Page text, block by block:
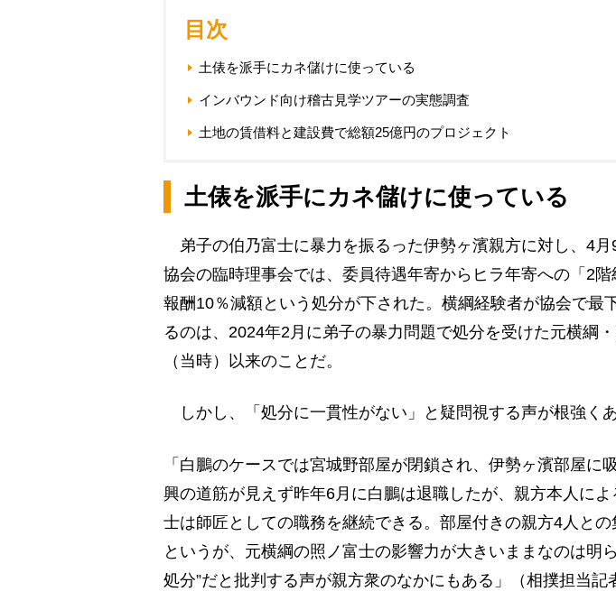
目次
土俵を派手にカネ儲けに使っている
インバウンド向け稽古見学ツアーの実態調査
土地の賃借料と建設費で総額25億円のプロジェクト
土俵を派手にカネ儲けに使っている
弟子の伯乃富士に暴力を振るった伊勢ヶ濱親方に対し、4月
協会の臨時理事会では、委員待遇年寄からヒラ年寄への「2
報酬10％減額という処分が下された。横綱経験者が協会で最
るのは、2024年2月に弟子の暴力問題で処分を受けた元横綱
（当時）以来のことだ。
しかし、「処分に一貫性がない」と疑問視する声が根強くあ
「白鵬のケースでは宮城野部屋が閉鎖され、伊勢ヶ濱部屋に
興の道筋が見えず昨年6月に白鵬は退職したが、親方本人に
士は師匠としての職務を継続できる。部屋付きの親方4人と
というが、元横綱の照ノ富士の影響力が大きいままなのは明
処分”だと批判する声が親方衆のなかにもある」（相撲担当記